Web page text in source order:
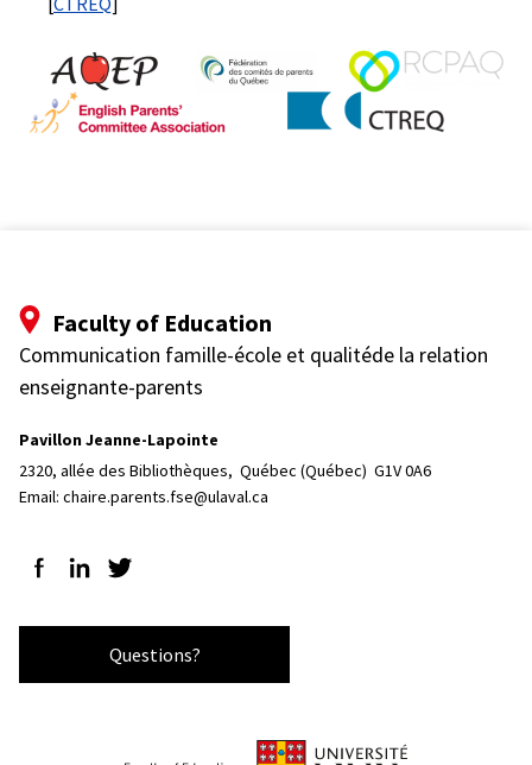
Faculty of Education
Communication famille-école et qualitéde la relation
enseignante-parents
Pavillon Jeanne-Lapointe
2320, allée des Bibliothèques, Québec (Québec)  G1V 0A6
Email: chaire.parents.fse@ulaval.ca
Follow us on Facebook
Follow us on LinkedIn
Follow us on Twitter
Questions?